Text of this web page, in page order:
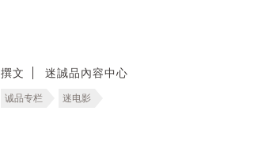
撰文 迷誠品內容中心
诚品专栏 迷电影